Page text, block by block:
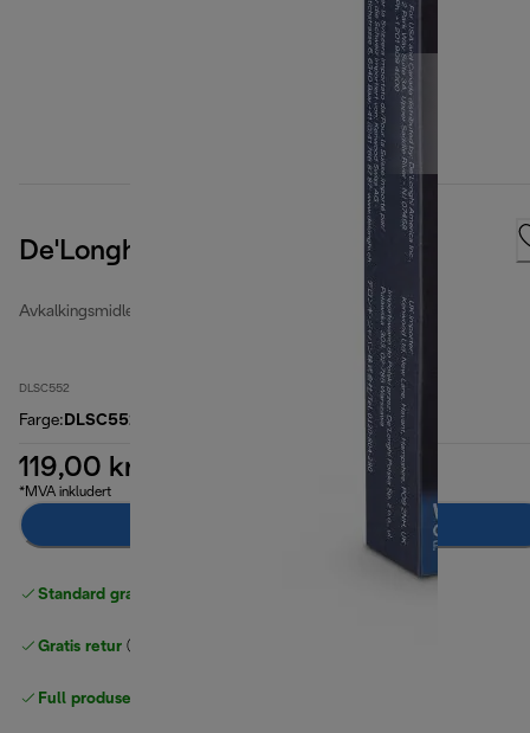
De'Longhi-rengjøringstabletter
Avkalkingsmidler og vannfiltre
DLSC552
Farge: DLSC552
119,00 kr
*MVA inkludert
Standard gratis levering
Gratis retur
Full produsentgaranti